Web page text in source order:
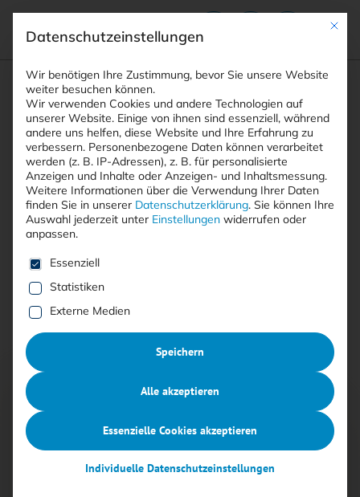
Suchfeld
Suchen
Breadcrumb-Navigation
STARTSEITE REPUTATION
Alle Beiträge mit dem
Schlagwort “Reputation”
Mit
Datenschutzeinstellungen
Wir benötigen Ihre Zustimmung, bevor Sie unsere Website
weiter besuchen können.
Wir verwenden Cookies und andere Technologien auf
unserer Website. Einige von ihnen sind essenziell, während
andere uns helfen, diese Website und Ihre Erfahrung zu
verbessern. Personenbezogene Daten können verarbeitet
werden (z. B. IP-Adressen), z. B. für personalisierte
Anzeigen und Inhalte oder Anzeigen- und Inhaltsmessung.
Weitere Informationen über die Verwendung Ihrer Daten
finden Sie in unserer Datenschutzerklärung. Sie können Ihre
Auswahl jederzeit unter Einstellungen widerrufen oder
anpassen.
Es folgt eine Liste der Service-Gruppen, für die eine
Essenziell
Statistiken
Externe Medien
Speichern
Alle akzeptieren
Essenzielle Cookies akzeptieren
Individuelle Datenschutzeinstellungen